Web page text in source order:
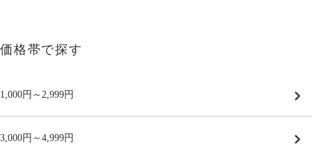
価格帯で探す
1,000円～2,999円
3,000円～4,999円